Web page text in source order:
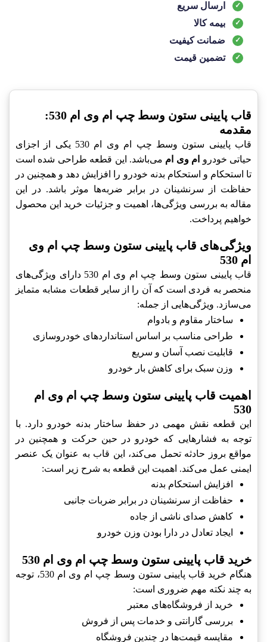
ارسال سریع
بیمه کالا
ضمانت کیفیت
تضمین قیمت
قاب پایینی ستون وسط چپ ام وی ام 530:
مقدمه
قاب پایینی ستون وسط چپ ام وی ام 530 یکی از اجزای
حیاتی خودرو ام وی ام می‌باشد. این قطعه طراحی شده است
تا استحکام و استحکام بدنه خودرو را افزایش دهد و همچنین در
حفاظت از سرنشینان در برابر ضربه‌ها موثر باشد. در این
مقاله به بررسی ویژگی‌ها، اهمیت و جزئیات خرید این محصول
خواهیم پرداخت.
ویژگی‌های قاب پایینی ستون وسط چپ ام وی
ام 530
قاب پایینی ستون وسط چپ ام وی ام 530 دارای ویژگی‌های
منحصر به فردی است که آن را از سایر قطعات مشابه متمایز
می‌سازد. ویژگی‌هایی از جمله:
ساختار مقاوم و بادوام
طراحی مناسب بر اساس استانداردهای خودروسازی
قابلیت نصب آسان و سریع
وزن سبک برای کاهش بار خودرو
اهمیت قاب پایینی ستون وسط چپ ام وی ام
530
این قطعه نقش مهمی در حفظ ساختار بدنه خودرو دارد. با
توجه به فشارهایی که خودرو در حین حرکت و همچنین در
مواقع بروز حادثه تحمل می‌کند، این قاب به عنوان یک عنصر
ایمنی عمل می‌کند. اهمیت این قطعه به شرح زیر است:
افزایش استحکام بدنه
حفاظت از سرنشینان در برابر ضربات جانبی
کاهش صدای ناشی از جاده
ایجاد تعادل در دارا بودن وزن خودرو
خرید قاب پایینی ستون وسط چپ ام وی ام 530
هنگام خرید قاب پایینی ستون وسط چپ ام وی ام 530، توجه
به چند نکته مهم ضروری است:
خرید از فروشگاه‌های معتبر
بررسی گارانتی و خدمات پس از فروش
مقایسه قیمت‌ها در چندین فروشگاه